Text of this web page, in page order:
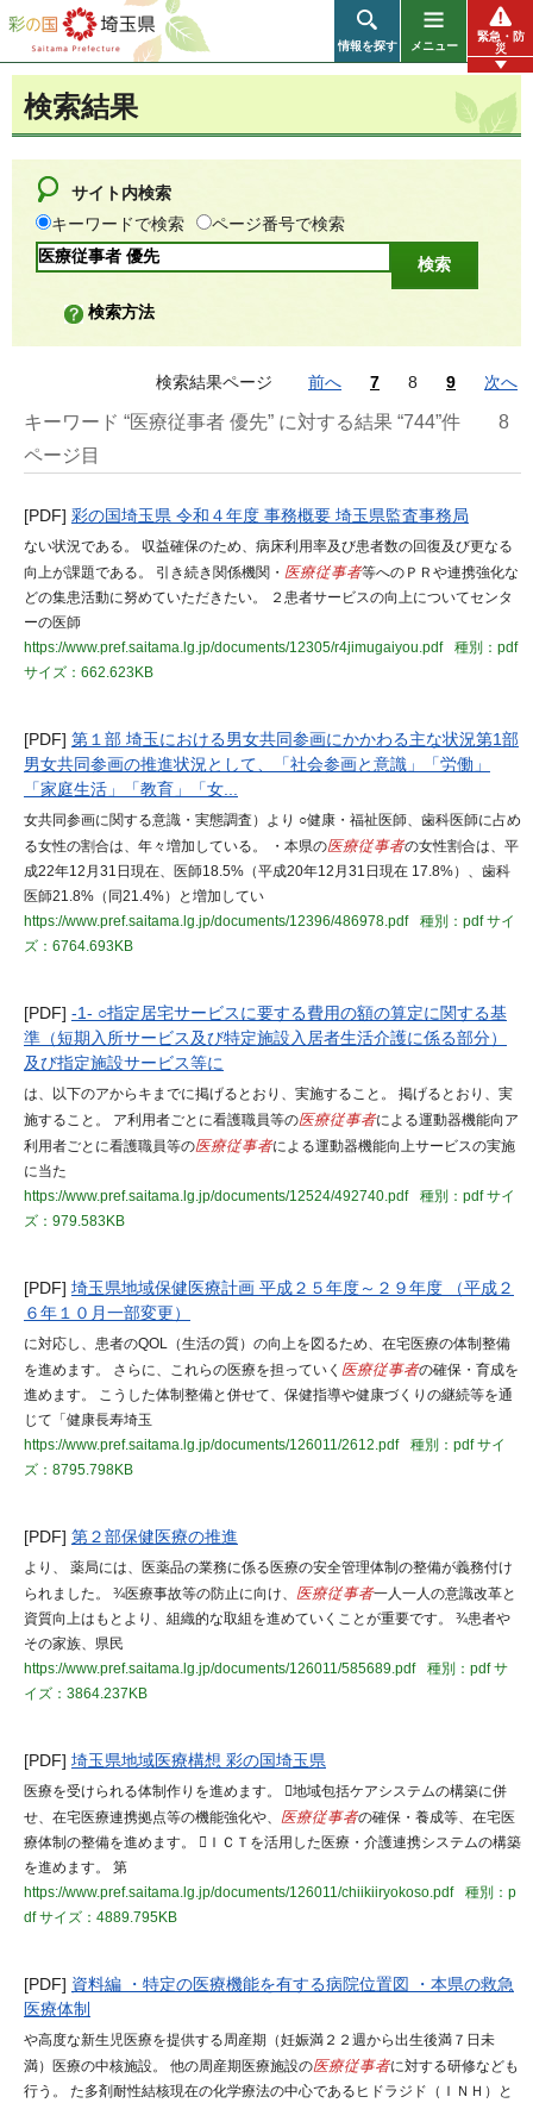
彩の国 埼玉県
情報を探す メニュー
緊急・防
災
検索結果
サイト内検索
キーワードで検索
ページ番号で検索
検索方法
検索結果ページ 前へ 7 8 9 次へ
キーワード “医療従事者 優先” に対する結果 “744”件
8
ページ目
[PDF] 彩の国埼玉県 令和４年度 事務概要 埼玉県監査事務局
ない状況である。 収益確保のため、病床利用率及び患者数の回復及び更なる
向上が課題である。 引き続き関係機関・ 医療従事者等へのＰＲや連携強化な
どの集患活動に努めていただきたい。 ２患者サービスの向上についてセンタ
ーの医師
https://www.pref.saitama.lg.jp/documents/12305/r4jimugaiyou.pdf
種別：pdf
サイズ：662.623KB
[PDF] 第１部 埼玉における男女共同参画にかかわる主な状況第1部
男女共同参画の推進状況として、「社会参画と意識」「労働」
「家庭生活」「教育」「女...
女共同参画に関する意識・実態調査）より ○健康・福祉医師、歯科医師に占め
る女性の割合は、年々増加している。 ・本県の医療従事者の女性割合は、平
成22年12月31日現在、医師18.5%（平成20年12月31日現在 17.8%）、歯科
医師21.8%（同21.4%）と増加してい
https://www.pref.saitama.lg.jp/documents/12396/486978.pdf
種別：pdfサイ
ズ：6764.693KB
[PDF] -1- ○指定居宅サービスに要する費用の額の算定に関する基
準（短期入所サービス及び特定施設入居者生活介護に係る部分）
及び指定施設サービス等に
は、以下のアからキまでに掲げるとおり、実施すること。 掲げるとおり、実
施すること。 ア利用者ごとに看護職員等の医療従事者による運動器機能向ア
利用者ごとに看護職員等の医療従事者による運動器機能向上サービスの実施
に当た
https://www.pref.saitama.lg.jp/documents/12524/492740.pdf
種別：pdfサイ
ズ：979.583KB
[PDF] 埼玉県地域保健医療計画 平成２５年度～２９年度 （平成２
６年１０月一部変更）
に対応し、患者のQOL（生活の質）の向上を図るため、在宅医療の体制整備
を進めます。 さらに、これらの医療を担っていく 医療従事者の確保・育成を
進めます。 こうした体制整備と併せて、保健指導や健康づくりの継続等を通
じて「健康長寿埼玉
https://www.pref.saitama.lg.jp/documents/126011/2612.pdf
種別：pdfサイ
ズ：8795.798KB
[PDF] 第２部保健医療の推進
より、 薬局には、医薬品の業務に係る医療の安全管理体制の整備が義務付け
られました。 ¾医療事故等の防止に向け、 医療従事者一人一人の意識改革と
資質向上はもとより、組織的な取組を進めていくことが重要です。 ¾患者や
その家族、県民
https://www.pref.saitama.lg.jp/documents/126011/585689.pdf
種別：pdfサ
イズ：3864.237KB
[PDF] 埼玉県地域医療構想 彩の国埼玉県
医療を受けられる体制作りを進めます。 地域包括ケアシステムの構築に併
せ、在宅医療連携拠点等の機能強化や、 医療従事者の確保・養成等、在宅医
療体制の整備を進めます。 ＩＣＴを活用した医療・介護連携システムの構築
を進めます。 第
https://www.pref.saitama.lg.jp/documents/126011/chiikiiryokoso.pdf
種別：p
dfサイズ：4889.795KB
[PDF] 資料編 ・特定の医療機能を有する病院位置図 ・本県の救急
医療体制
や高度な新生児医療を提供する周産期（妊娠満２２週から出生後満７日未
満）医療の中核施設。 他の周産期医療施設の医療従事者に対する研修なども
行う。 た多剤耐性結核現在の化学療法の中心であるヒドラジド（ＩＮＨ）と